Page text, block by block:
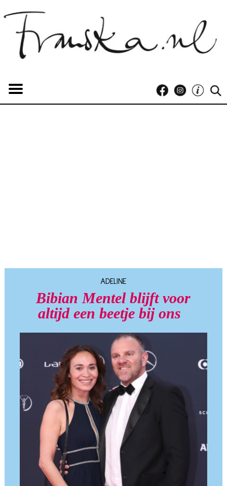
ADELINE
Bibian Mentel blijft voor
altijd een beetje bij ons